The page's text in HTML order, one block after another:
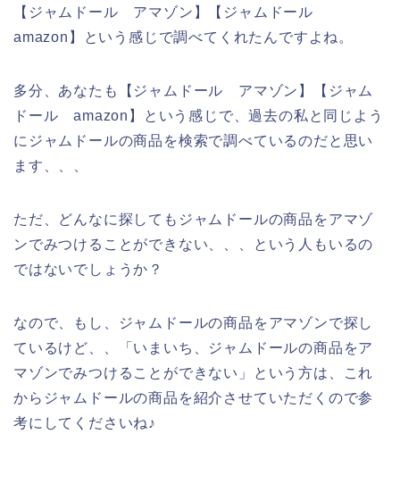
【ジャムドール アマゾン】【ジャムドール
amazon】という感じで調べてくれたんですよね。
多分、あなたも【ジャムドール アマゾン】【ジャム
ドール amazon】という感じで、過去の私と同じよう
にジャムドールの商品を検索で調べているのだと思い
ます、、、
ただ、どんなに探してもジャムドールの商品をアマゾ
ンでみつけることができない、、、という人もいるの
ではないでしょうか？
なので、もし、ジャムドールの商品をアマゾンで探し
ているけど、、「いまいち、ジャムドールの商品をア
マゾンでみつけることができない」という方は、これ
からジャムドールの商品を紹介させていただくので参
考にしてくださいね♪